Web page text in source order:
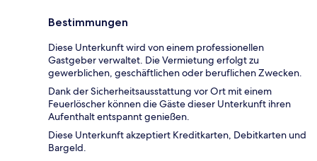
Bestimmungen
Diese Unterkunft wird von einem professionellen
Gastgeber verwaltet. Die Vermietung erfolgt zu
gewerblichen, geschäftlichen oder beruflichen Zwecken.
Dank der Sicherheitsausstattung vor Ort mit einem
Feuerlöscher können die Gäste dieser Unterkunft ihren
Aufenthalt entspannt genießen.
Diese Unterkunft akzeptiert Kreditkarten, Debitkarten und
Bargeld.